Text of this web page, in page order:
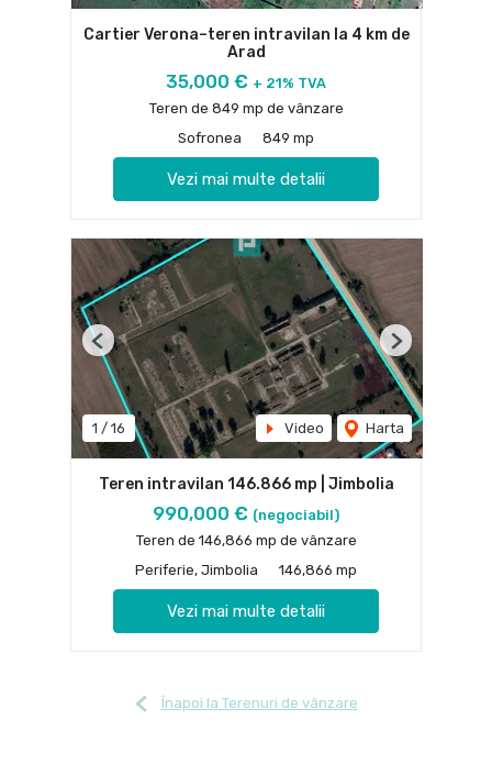
Cartier Verona–teren intravilan la 4 km de
Arad
35,000 € + 21% TVA
Teren de 849 mp de vânzare
Sofronea
849 mp
Vezi mai multe detalii
1 / 16 Video Harta
Previous Next
Teren intravilan 146.866 mp | Jimbolia
990,000 € (negociabil)
Teren de 146,866 mp de vânzare
Periferie, Jimbolia
146,866 mp
Vezi mai multe detalii
Înapoi la Terenuri de vânzare